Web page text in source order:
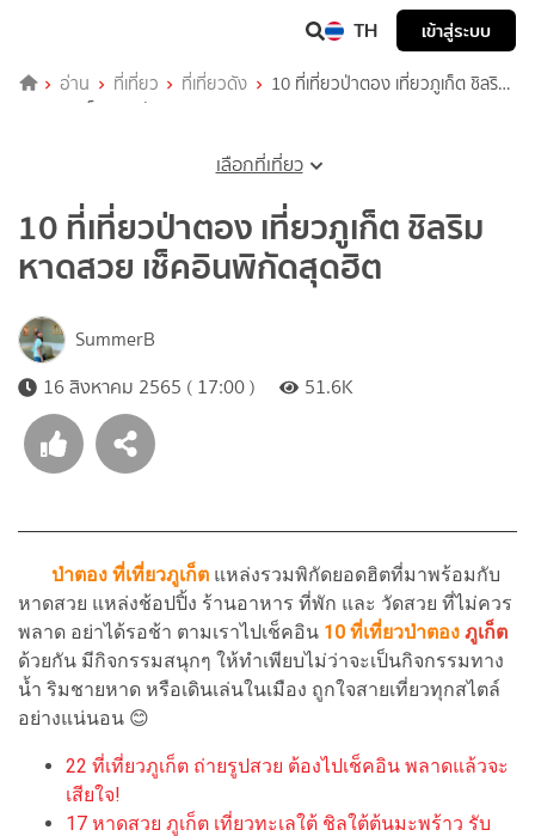
TH เข้าสู่ระบบ
อ่าน ที่เที่ยว ที่เที่ยวดัง
10 ที่เที่ยวป่าตอง เที่ยวภูเก็ต ชิลริม
หาดสวย เช็คอินพิกัดสุดฮิต
เลือกที่เที่ยว
10 ที่เที่ยวป่าตอง เที่ยวภูเก็ต ชิลริม
หาดสวย เช็คอินพิกัดสุดฮิต
SummerB
16 สิงหาคม 2565 ( 17:00 )
51.6K
ป่าตอง ที่เที่ยวภูเก็ต แหล่งรวมพิกัดยอดฮิตที่มาพร้อมกับ
หาดสวย แหล่งช้อปปิ้ง ร้านอาหาร ที่พัก และ วัดสวย ที่ไม่ควร
พลาด อย่าได้รอช้า ตามเราไปเช็คอิน 10 ที่เที่ยวป่าตอง ภูเก็ต
ด้วยกัน มีกิจกรรมสนุกๆ ให้ทำเพียบไม่ว่าจะเป็นกิจกรรมทาง
น้ำ ริมชายหาด หรือเดินเล่นในเมือง ถูกใจสายเที่ยวทุกสไตล์
อย่างแน่นอน 😊
22 ที่เที่ยวภูเก็ต ถ่ายรูปสวย ต้องไปเช็คอิน พลาดแล้วจะ
เสียใจ!
17 หาดสวย ภูเก็ต เที่ยวทะเลใต้ ชิลใต้ต้นมะพร้าว รับ